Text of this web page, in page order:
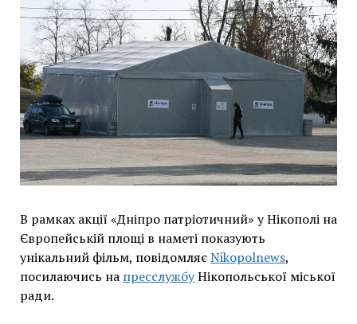
В рамках акції «Дніпро патріотичний» у Нікополі на
Європейській площі в наметі показують
унікальний фільм, повідомляєNikopolnews,
посилаючись на пресслужбуНікопольської міської
ради.